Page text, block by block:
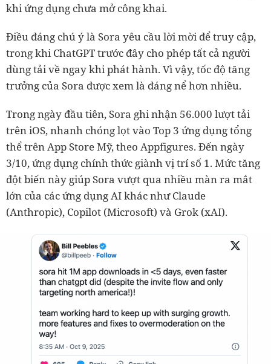
khi ứng dụng chưa mở công khai.
Điều đáng chú ý là Sora yêu cầu lời mời để truy cập,
trong khi ChatGPT trước đây cho phép tất cả người
dùng tải về ngay khi phát hành. Vì vậy, tốc độ tăng
trưởng của Sora được xem là đáng nể hơn nhiều.
Trong ngày đầu tiên, Sora ghi nhận 56.000 lượt tải
trên iOS, nhanh chóng lọt vào Top 3 ứng dụng tổng
thể trên App Store Mỹ, theo Appfigures. Đến ngày
3/10, ứng dụng chính thức giành vị trí số 1. Mức tăng
đột biến này giúp Sora vượt qua nhiều màn ra mắt
lớn của các ứng dụng AI khác như Claude
(Anthropic), Copilot (Microsoft) và Grok (xAI).